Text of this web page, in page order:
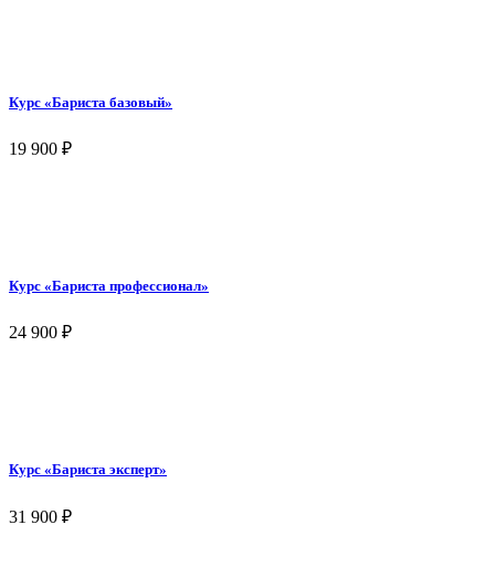
Курс «Бариста базовый»
19 900 ₽
Курс «Бариста профессионал»
24 900 ₽
Курс «Бариста эксперт»
31 900 ₽